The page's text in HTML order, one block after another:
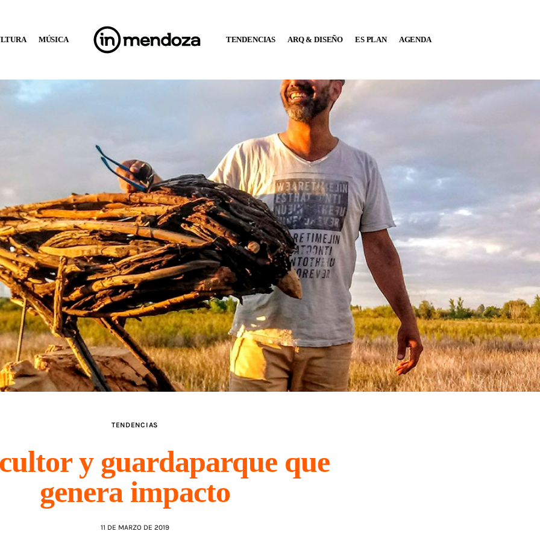
MÚSICA TENDENCIAS ARQ & DISEÑO ES PLAN AGENDA
TENDENCIAS
y guardaparque que
genera impacto
11 DE MARZO DE 2019